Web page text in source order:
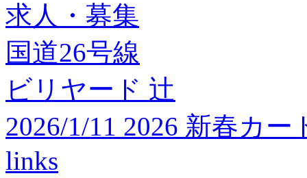
求人・募集
国道26号線
ビリヤード 辻
2026/1/11 2026 新春カ
links